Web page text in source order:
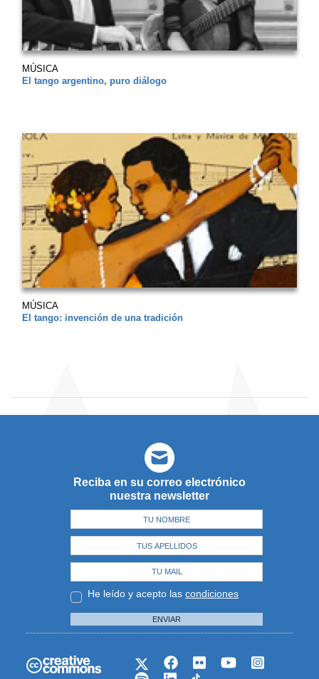
MÚSICA
El tango argentino, puro diálogo
MÚSICA
El tango: invención de una tradición
Reciba en su correo electrónico
nuestra newsletter
He leído y acepto las condiciones
ENVIAR